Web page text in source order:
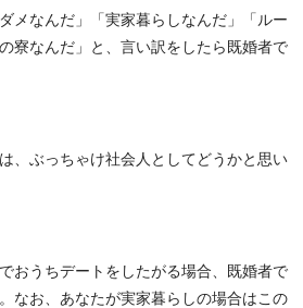
メなんだ」「実家暮らしなんだ」「ルー
寮なんだ」と、言い訳をしたら既婚者で
、ぶっちゃけ社会人としてどうかと思い
おうちデートをしたがる場合、既婚者で
なお、あなたが実家暮らしの場合はこの